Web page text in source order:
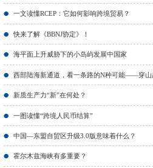
一文读懂RCEP：它如何影响跨境贸易？
快来了解《BBNJ协定》！
海平面上升威胁下的小岛屿发展中国家
西部陆海新通道，看一条路的N种可能——穿山
新质生产力“新”在何处？
一图读懂“跨境人民币结算”
中国—东盟自贸区升级3.0版意味着什么？
霍尔木兹海峡有多重要？